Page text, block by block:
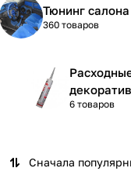
Тюнинг салона
360 товаров
6 товаров
Сначала